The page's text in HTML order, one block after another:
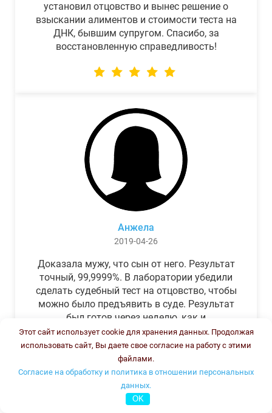
установил отцовство и вынес решение о
взыскании алиментов и стоимости теста на
ДНК, бывшим супругом. Спасибо, за
восстановленную справедливость!
Анжела
2019-04-26
Доказала мужу, что сын от него. Результат
точный, 99,9999%. В лаборатории убедили
сделать судебный тест на отцовство, чтобы
можно было предъявить в суде. Результат
был готов через неделю, как и
обещали.Теперь муж бегает и извиняется.
Этот сайт использует cookie для хранения данных. Продолжая
использовать сайт, Вы даете свое согласие на работу с этими
файлами.
Согласие на обработку и политика в отношении персональных
данных.
OK